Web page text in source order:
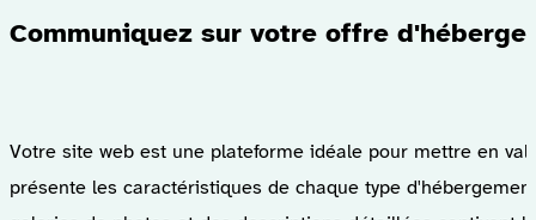
Communiquez sur votre offre
Votre site web est une plateforme idéale pour mettre en
présente les caractéristiques de chaque type